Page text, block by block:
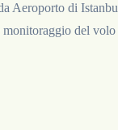
Aeroporto di
monitoraggio del